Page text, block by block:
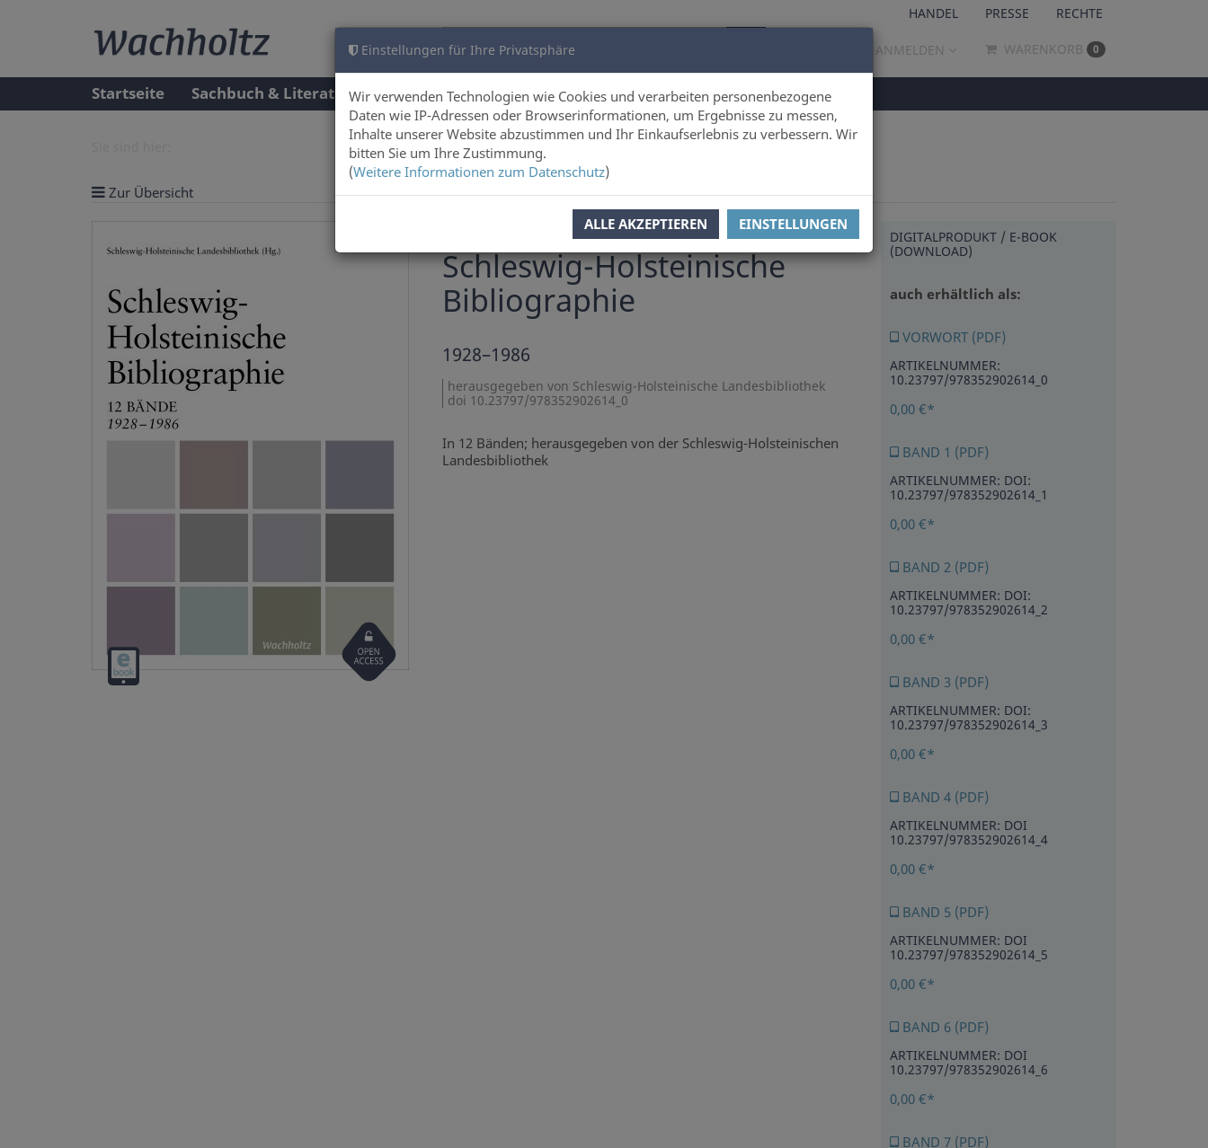
Einstellungen für Ihre Privatsphäre
Wir verwenden Technologien wie Cookies und verarbeiten personenbezogene
Daten wie IP-Adressen oder Browserinformationen, um Ergebnisse zu messen,
Inhalte unserer Website abzustimmen und Ihr Einkaufserlebnis zu verbessern. Wir
bitten Sie um Ihre Zustimmung.
(Weitere Informationen zum Datenschutz)
ALLE AKZEPTIEREN EINSTELLUNGEN
HANDEL PRESSE RECHTE
ANMELDEN WARENKORB 0
Startseite Sachbuch & Literatur Autoren Über uns
Zur Übersicht
Digitalprodukt
/ E-
Open
Access
Schleswig-Holsteinische Landesbibliothek
Schleswig-Holsteinische
Bibliographie
1928–1986
herausgegeben von Schleswig-Holsteinische Landesbibliothek
doi 10.23797/978352902614_0
In 12 Bänden; herausgegeben von der Schleswig-Holsteinischen
Landesbibliothek
DIGITALPRODUKT / E-BOOK
(DOWNLOAD)
auch erhältlich als:
VORWORT (PDF)
ARTIKELNUMMER:
10.23797/978352902614_0
0,00 €*
BAND 1 (PDF)
ARTIKELNUMMER: DOI:
10.23797/978352902614_1
0,00 €*
BAND 2 (PDF)
ARTIKELNUMMER: DOI:
10.23797/978352902614_2
0,00 €*
BAND 3 (PDF)
ARTIKELNUMMER: DOI:
10.23797/978352902614_3
0,00 €*
BAND 4 (PDF)
ARTIKELNUMMER: DOI
10.23797/978352902614_4
0,00 €*
BAND 5 (PDF)
ARTIKELNUMMER: DOI
10.23797/978352902614_5
0,00 €*
BAND 6 (PDF)
ARTIKELNUMMER: DOI
10.23797/978352902614_6
0,00 €*
BAND 7 (PDF)